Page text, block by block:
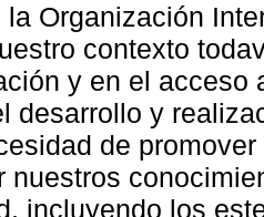
la Organización
contexto
y en el acceso
desarrollo y
de
nuestros
incluyendo los